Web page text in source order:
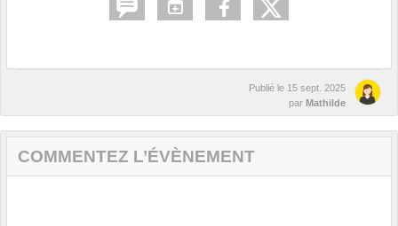
Publié le 15 sept. 2025
par Mathilde
COMMENTEZ L’ÉVÈNEMENT